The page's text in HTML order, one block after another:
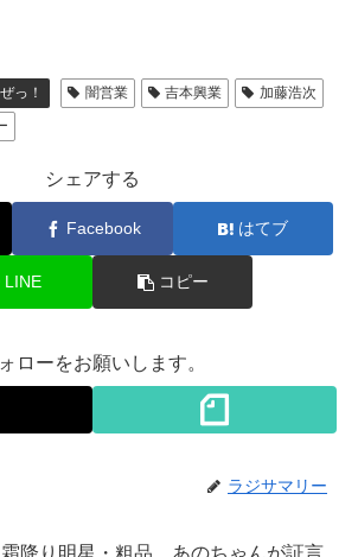
っ！ 闇営業 吉本興業
加藤浩次
シェアする
Facebook はてブ
LINE コピー
ローをお願いします。
ラジサマリー
霜降り明星・粗品、あのちゃんが証言